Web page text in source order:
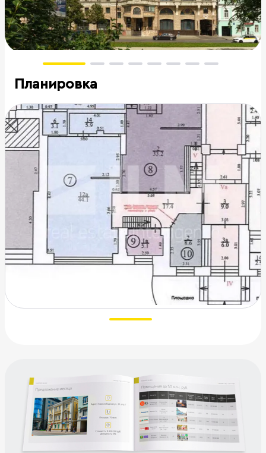
Планировка